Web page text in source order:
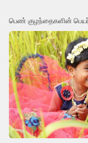
பெண் குழந்தைகளின்